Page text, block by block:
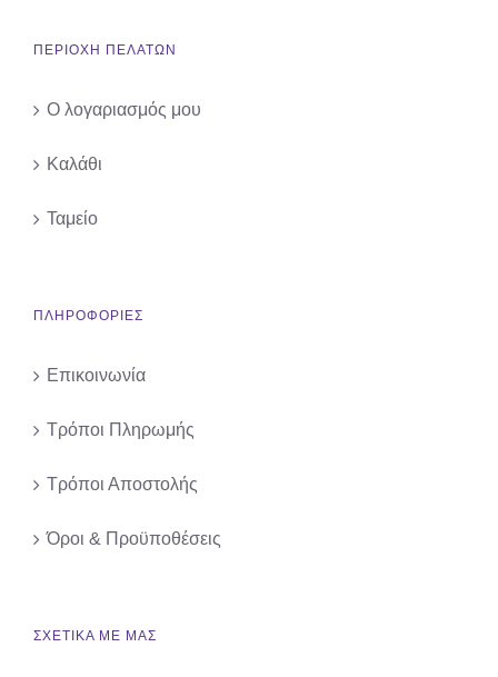
ΠΕΡΙΟΧΗ ΠΕΛΑΤΩΝ
Ο λογαριασμός μου
Καλάθι
Ταμείο
ΠΛΗΡΟΦΟΡΙΕΣ
Επικοινωνία
Τρόποι Πληρωμής
Τρόποι Αποστολής
Όροι & Προϋποθέσεις
ΣΧΕΤΙΚΑ ΜΕ ΜΑΣ